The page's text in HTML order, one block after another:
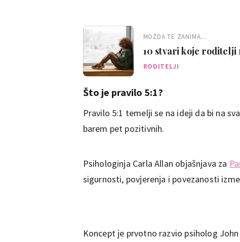
MOŽDA TE ZANIMA...
10 stvari koje roditelji
nepoželjno
RODITELJI
Što je pravilo 5:1?
Pravilo 5:1 temelji se na ideji da bi na
barem pet pozitivnih.
Psihologinja Carla Allan objašnjava za
sigurnosti, povjerenja i povezanosti
Koncept je prvotno razvio psiholog